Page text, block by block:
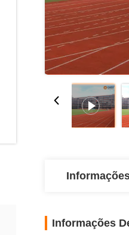
Informações